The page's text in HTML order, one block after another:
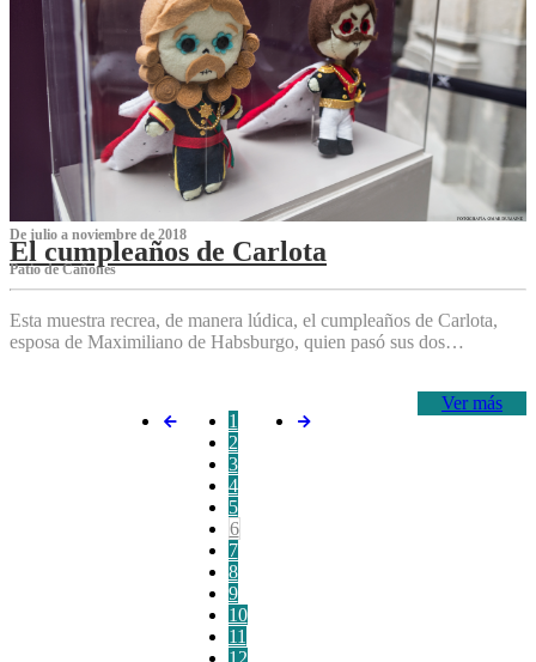
De julio a noviembre de 2018
El cumpleaños de Carlota
Patio de Cañones
Esta muestra recrea, de manera lúdica, el cumpleaños de Carlota,
esposa de Maximiliano de Habsburgo, quien pasó sus dos…
Ver más
1
2
3
4
5
6
7
8
9
10
11